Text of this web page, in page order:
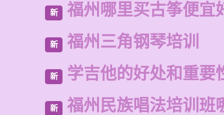
新 福州哪里买古筝便宜
新 福州三角钢琴培训
新 学吉他的好处和重要
新 福州民族唱法培训班